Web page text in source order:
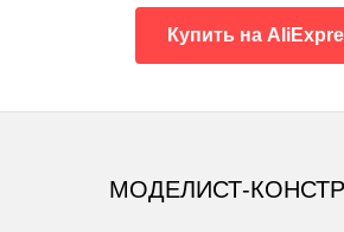
Купить на
МОДЕЛИСТ-